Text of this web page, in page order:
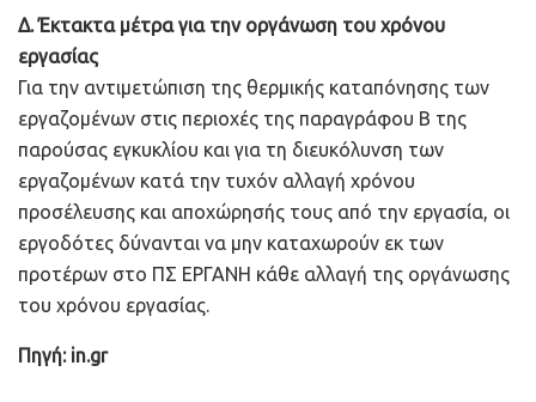
Δ. Έκτακτα μέτρα για την οργάνωση του χρόνου
εργασίας
Για την αντιμετώπιση της θερμικής καταπόνησης των
εργαζομένων στις περιοχές της παραγράφου Β της
παρούσας εγκυκλίου και για τη διευκόλυνση των
εργαζομένων κατά την τυχόν αλλαγή χρόνου
προσέλευσης και αποχώρησής τους από την εργασία, οι
εργοδότες δύνανται να μην καταχωρούν εκ των
προτέρων στο ΠΣ ΕΡΓΑΝΗ κάθε αλλαγή της οργάνωσης
του χρόνου εργασίας.
Πηγή: in.gr